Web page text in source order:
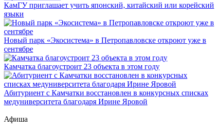
КамГУ приглашает учить японский, китайский или корейский
языки
Новый парк «Экосистема» в Петропавловске откроют уже в
сентябре
Камчатка благоустроит 23 объекта в этом году
Абитуриент с Камчатки восстановлен в конкурсных списках
медуниверситета благодаря Ирине Яровой
Афиша